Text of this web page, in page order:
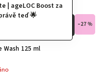
| ageLOC Boost za
teď 🌟
–27 %
Wash 125 ml